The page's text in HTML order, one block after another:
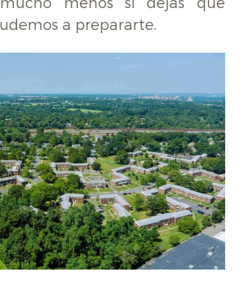
a prepararte.